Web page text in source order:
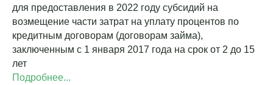
для предоставления в 2022 году субсидий на
возмещение части затрат на уплату процентов по
кредитным договорам (договорам займа),
заключенным с 1 января 2017 года на срок от 2 до 15
лет
Подробнее...